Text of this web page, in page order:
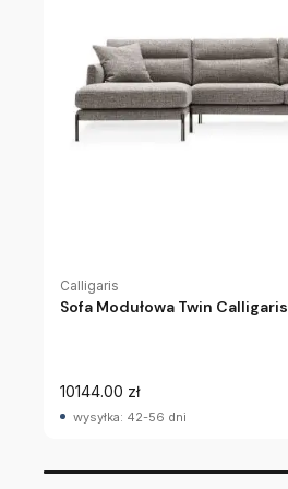
Calligaris
Sofa Modułowa Twin Calligaris
10144.00 zł
wysyłka: 42-56 dni